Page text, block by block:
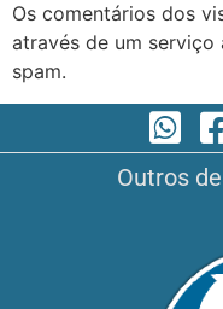
Os comentários dos
através de um
spam.
Outros